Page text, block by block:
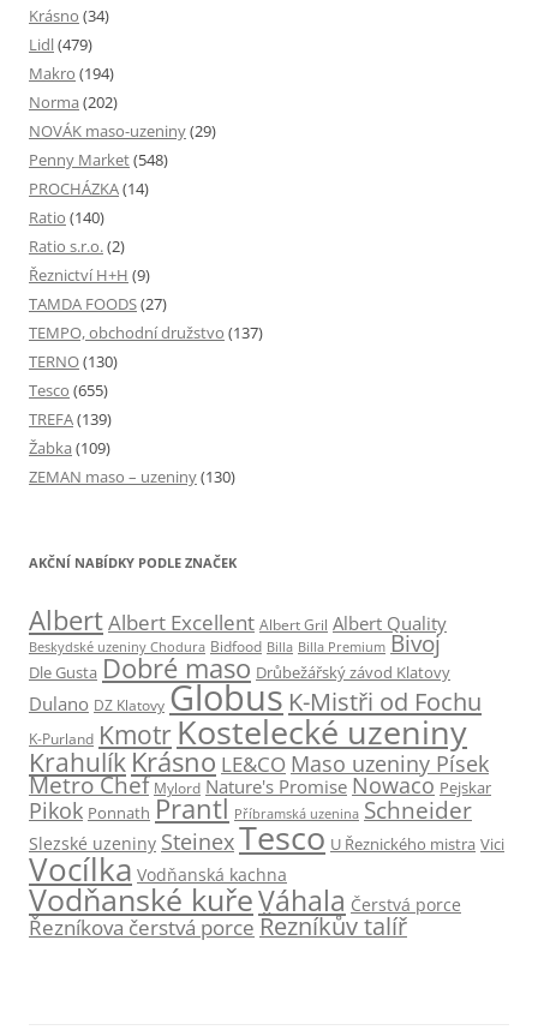
Krásno (34)
Lidl(479)
Makro (194)
Norma (202)
NOVÁK maso-uzeniny(29)
Penny Market(548)
PROCHÁZKA(14)
Ratio (140)
Ratio s.r.o.(2)
Řeznictví H+H (9)
TAMDA FOODS(27)
TEMPO, obchodní družstvo (137)
TERNO(130)
Tesco (655)
TREFA(139)
Žabka (109)
ZEMAN maso – uzeniny(130)
AKČNÍ NABÍDKY PODLE ZNAČEK
AlbertAlbert Excellent Albert Gril Albert Quality
Beskydské uzeniny Chodura Bidfood Billa Billa Premium Bivoj
Dle Gusta Dobré maso Drůbežářský závod Klatovy
Dulano DZ Klatovy Globus K-Mistři od Fochu
K-Purland Kmotr Kostelecké uzeniny
KrahulíkKrásno LE&CO Maso uzeniny Písek
Metro Chef Mylord Nature's Promise Nowaco Pejskar
Pikok Ponnath Prantl Příbramská uzenina Schneider
Slezské uzeniny SteinexTesco U Řeznického mistra Vici
Vocílka Vodňanská kachna
Vodňanské kuřeVáhala Čerstvá porce
Řezníkova čerstvá porce Řezníkův talíř